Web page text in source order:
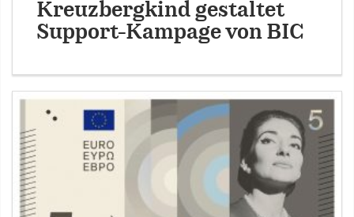
Kreuzbergkind gestaltet
Support-Kampage von BIC